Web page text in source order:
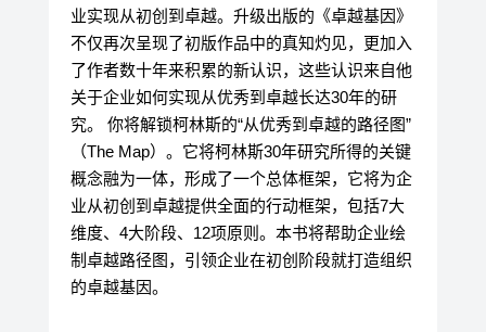
业实现从初创到卓越。升级出版的《卓越基因》
不仅再次呈现了初版作品中的真知灼见，更加入
了作者数十年来积累的新认识，这些认识来自他
关于企业如何实现从优秀到卓越长达30年的研
究。 你将解锁柯林斯的“从优秀到卓越的路径图”
（The Map）。它将柯林斯30年研究所得的关键
概念融为一体，形成了一个总体框架，它将为企
业从初创到卓越提供全面的行动框架，包括7大
维度、4大阶段、12项原则。本书将帮助企业绘
制卓越路径图，引领企业在初创阶段就打造组织
的卓越基因。